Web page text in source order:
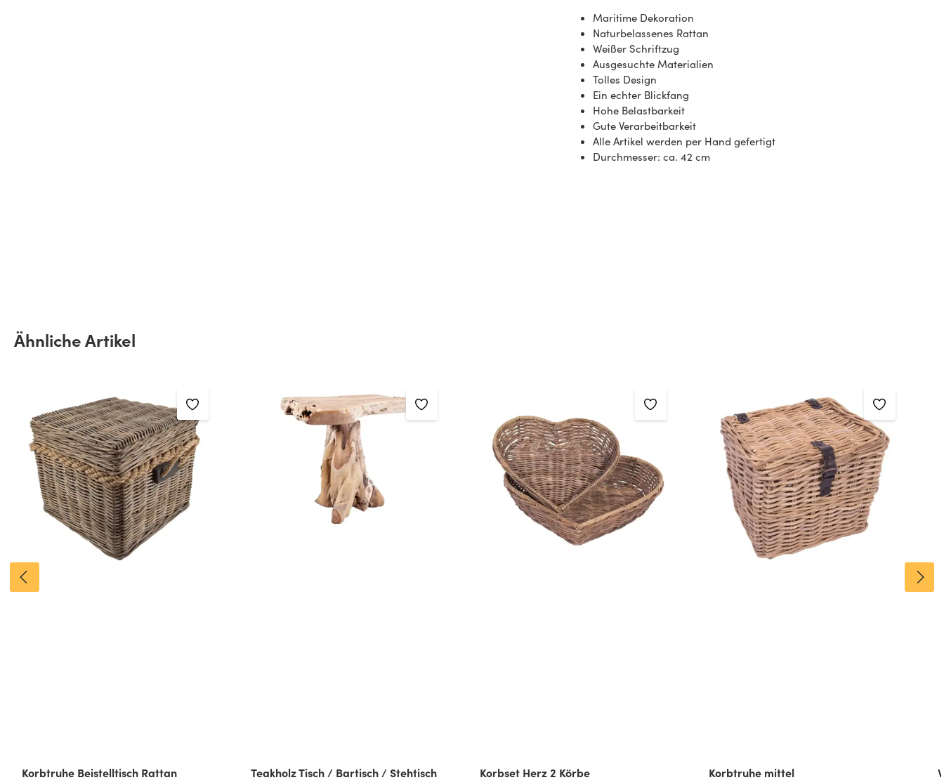
Maritime Dekoration
Naturbelassenes Rattan
Weißer Schriftzug
Ausgesuchte Materialien
Tolles Design
Ein echter Blickfang
Hohe Belastbarkeit
Gute Verarbeitbarkeit
Alle Artikel werden per Hand gefertigt
Durchmesser: ca. 42 cm
Produktgalerie überspringen
Ähnliche Artikel
Korbtruhe Beistelltisch Rattan
Teakholz Tisch / Bartisch / Stehtisch
Korbset Herz 2 Körbe Korbtruhe mittel